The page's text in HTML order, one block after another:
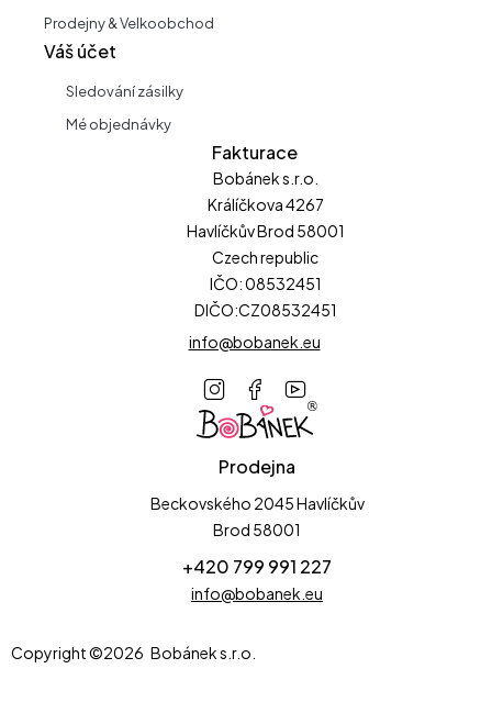
Prodejna
Beckovského 2045 Havlíčkův
Brod 58001
+420 799 991 227
info@bobanek.eu
Prodejny & Velkoobchod
Váš účet
Sledování zásilky
Mé objednávky
Fakturace
Bobánek s.r.o.
Králíčkova 4267
Havlíčkův Brod 58001
Czech republic
IČO: 08532451
DIČO:CZ08532451
info@bobanek.eu
Copyright ©2026 Bobánek s.r.o.